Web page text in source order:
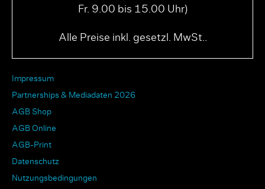
Fr. 9.00 bis 15.00 Uhr)
Alle Preise inkl. gesetzl. MwSt..
Impressum
Partnerships & Mediadaten 2026
AGB Shop
AGB Online
AGB-Print
Datenschutz
Nutzungsbedingungen